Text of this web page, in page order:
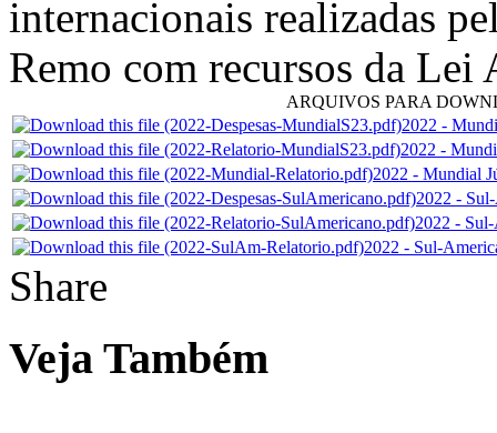
internacionais realizadas
Remo com recursos da Lei
ARQUIVOS PARA
2022 -
2022 -
2022 - Mundial
2022 -
2022 -
2022 - Sul-
Share
Veja Também